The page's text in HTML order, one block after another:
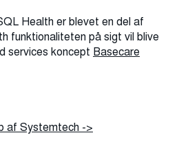
Health er blevet en del af
funktionaliteten på sigt vil blive
services koncept Basecare
af Systemtech ->